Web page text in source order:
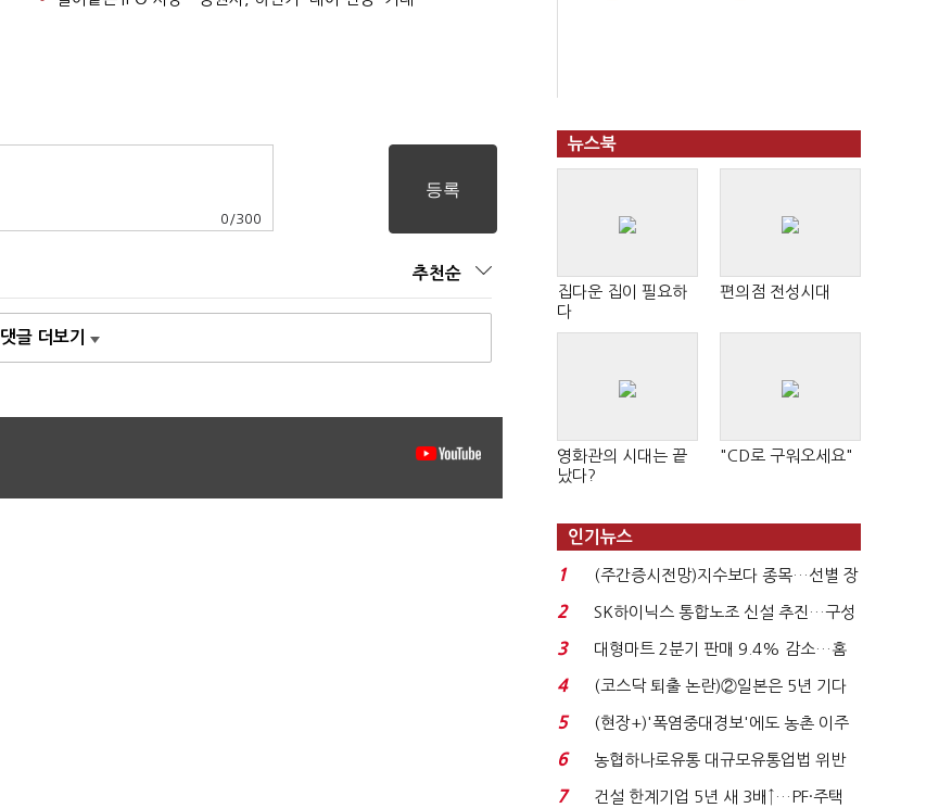
0 /300
추천순
댓글 더보기
뉴스북
집다운 집이 필요하
다
편의점 전성시대
영화관의 시대는 끝
났다?
"CD로 구워오세요"
인기뉴스
1
(주간증시전망)지수보다 종목…선별 장
세 이어진다...
2
SK하이닉스 통합노조 신설 추진…구성
원간 성과급 불...
3
대형마트 2분기 판매 9.4% 감소…홈
플러스 사태 여파...
4
(코스닥 퇴출 논란)②일본은 5년 기다
려주는데 우리는 ...
5
(현장+)'폭염중대경보'에도 농촌 이주
노동자는 강행군…'야...
6
농협하나로유통 대규모유통업법 위반
적발…공정위, 과...
7 건설 한계기업 5년 새 3배↑…PF·주택